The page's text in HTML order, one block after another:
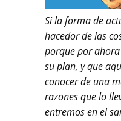
Si la forma de
hacedor de las
porque por
su plan, y que
conocer de una
razones que lo
entremos en el